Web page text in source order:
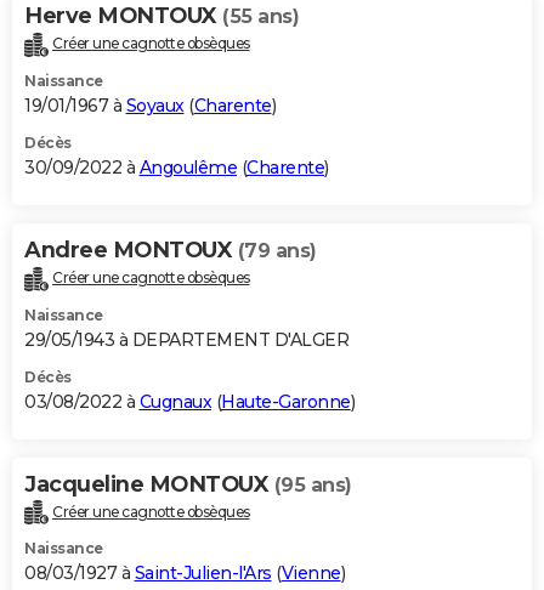
Herve MONTOUX (55 ans)
Créer une cagnotte obsèques
Naissance
19/01/1967 à Soyaux(Charente)
Décès
30/09/2022 à Angoulême (Charente)
Andree MONTOUX (79 ans)
Créer une cagnotte obsèques
Naissance
29/05/1943 à DEPARTEMENT D'ALGER
Décès
03/08/2022 à Cugnaux (Haute-Garonne)
Jacqueline MONTOUX (95 ans)
Créer une cagnotte obsèques
Naissance
08/03/1927 à Saint-Julien-l'Ars (Vienne)